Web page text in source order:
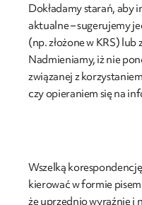
Dokładamy starań, aby
aktualne – sugerujemy
(np. złożone w KRS)
Nadmieniamy, iż nie
związanej z
czy opieraniem się na
Wszelką
kierować w formie
że uprzednio wyraźnie i